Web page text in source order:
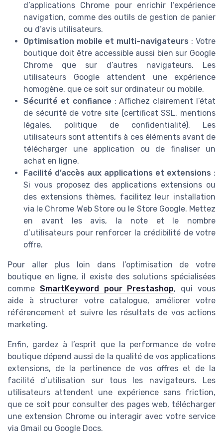
d’applications Chrome pour enrichir l’expérience
navigation, comme des outils de gestion de panier
ou d’avis utilisateurs.
Optimisation mobile et multi-navigateurs : Votre
boutique doit être accessible aussi bien sur Google
Chrome que sur d’autres navigateurs. Les
utilisateurs Google attendent une expérience
homogène, que ce soit sur ordinateur ou mobile.
Sécurité et confiance : Affichez clairement l’état
de sécurité de votre site (certificat SSL, mentions
légales, politique de confidentialité). Les
utilisateurs sont attentifs à ces éléments avant de
télécharger une application ou de finaliser un
achat en ligne.
Facilité d’accès aux applications et extensions :
Si vous proposez des applications extensions ou
des extensions thèmes, facilitez leur installation
via le Chrome Web Store ou le Store Google. Mettez
en avant les avis, la note et le nombre
d’utilisateurs pour renforcer la crédibilité de votre
offre.
Pour aller plus loin dans l’optimisation de votre
boutique en ligne, il existe des solutions spécialisées
comme SmartKeyword pour Prestashop, qui vous
aide à structurer votre catalogue, améliorer votre
référencement et suivre les résultats de vos actions
marketing.
Enfin, gardez à l’esprit que la performance de votre
boutique dépend aussi de la qualité de vos applications
extensions, de la pertinence de vos offres et de la
facilité d’utilisation sur tous les navigateurs. Les
utilisateurs attendent une expérience sans friction,
que ce soit pour consulter des pages web, télécharger
une extension Chrome ou interagir avec votre service
via Gmail ou Google Docs.